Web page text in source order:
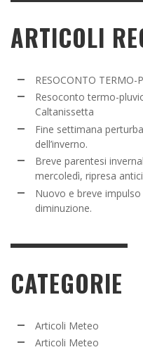
ARTICOLI
RESOCONTO
Resoconto termo-
Caltanissetta
Fine settimana
dell’inverno.
Breve parentesi
mercoledì, ripresa
Nuovo e breve
diminuzione.
CATEGORIE
Articoli Meteo
Articoli Meteo